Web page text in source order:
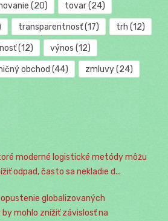
(20) tovar(24)
transparentnosť(17) trh (12)
(12) výnos (12)
obchod (44) zmluvy(24)
moderné logistické metódy môžu
odpad, často sa nekladie d...
opustenie globalizovaných
mohlo znížiť závislosť na